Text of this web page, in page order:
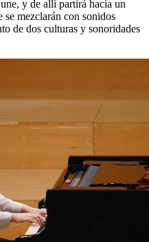
y de allí partirá hacia un
mezclarán con sonidos
de dos culturas y sonoridades